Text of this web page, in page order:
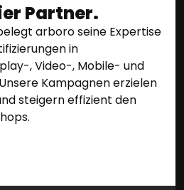
Partner.
arboro seine Expertise
in
, Video-, Mobile- und
Kampagnen erzielen
steigern effizient den